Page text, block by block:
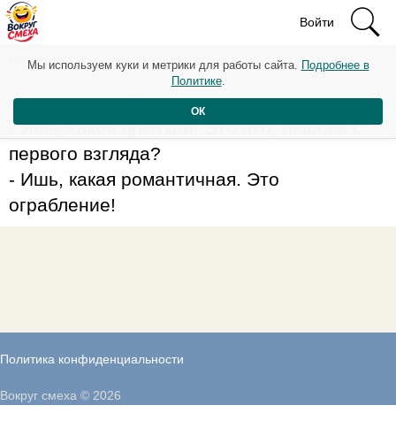
Войти
Рейтинг: 68
- Девушка, дайте ваш телефончик.
- Ишь, какой прыткий. Это что, любовь с
первого взгляда?
- Ишь, какая романтичная. Это
ограбление!
Политика конфиденциальности
Мы используем куки и метрики для работы сайта. Подробнее в
Политике.
ОК
Вокруг смеха © 2026